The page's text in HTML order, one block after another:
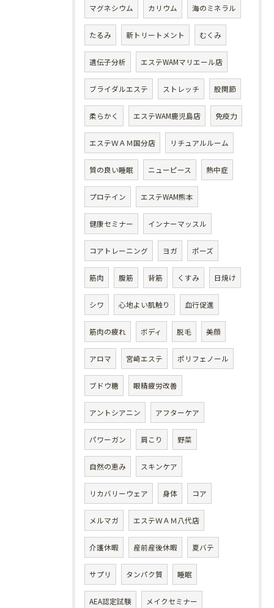
マグネシウム カリウム 海のミネラル
たるみ 新トリートメント むくみ
遺伝子分析 エステWAMマリエール店
ブライダルエステ ストレッチ 股関節
柔らかく エステWAM鹿児島店 免疫力
エステＷＡＭ国分店 リチュアルルーム
質の良い睡眠 ニューピース 熱中症
プロテイン エステWAM熊本
健康セミナー インナーマッスル
コアトレーニング ヨガ ポーズ
筋肉 腹筋 背筋 くすみ 日焼け
シワ 心地よい肌触り 血行促進
筋肉の疲れ ボディ 脱毛 美顔
アロマ 宮崎エステ ポリフェノール
ブドウ糖 眼精疲労改善
アントシアニン アフターケア
パワーガン 肩こり 野菜
自然の恵み スキンケア
リカバリーウェア 身体 コア
メルマガ エステＷＡＭ八代店
介護休暇 産前産後休暇 夏バテ
サプリ タンパク質 睡眠
AEA認定試験 メイクセミナー